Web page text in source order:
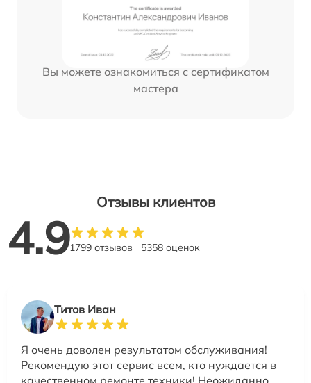
Вы можете ознакомиться с сертификатом
мастера
Отзывы клиентов
4.91799 отзывов 5358 оценок
Титов Иван
Я очень доволен результатом обслуживания!
Рекомендую этот сервис всем, кто нуждается в
качественном ремонте техники! Неожиданно